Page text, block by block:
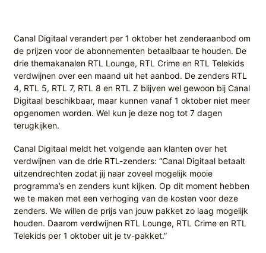
Canal Digitaal verandert per 1 oktober het zenderaanbod om
de prijzen voor de abonnementen betaalbaar te houden. De
drie themakanalen RTL Lounge, RTL Crime en RTL Telekids
verdwijnen over een maand uit het aanbod. De zenders RTL
4, RTL 5, RTL 7, RTL 8 en RTL Z blijven wel gewoon bij Canal
Digitaal beschikbaar, maar kunnen vanaf 1 oktober niet meer
opgenomen worden. Wel kun je deze nog tot 7 dagen
terugkijken.
Canal Digitaal meldt het volgende aan klanten over het
verdwijnen van de drie RTL-zenders: “Canal Digitaal betaalt
uitzendrechten zodat jij naar zoveel mogelijk mooie
programma’s en zenders kunt kijken. Op dit moment hebben
we te maken met een verhoging van de kosten voor deze
zenders. We willen de prijs van jouw pakket zo laag mogelijk
houden. Daarom verdwijnen RTL Lounge, RTL Crime en RTL
Telekids per 1 oktober uit je tv-pakket.”